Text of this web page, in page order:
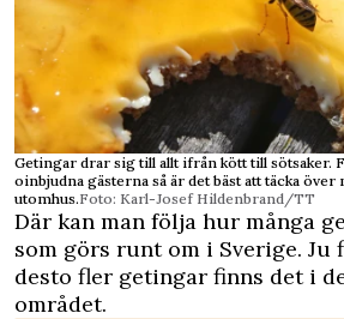
Getingar drar sig till allt ifrån kött till sötsaker.
oinbjudna gästerna så är det bäst att täcka över
utomhus.Foto: Karl-Josef Hildenbrand/TT
Där kan man följa hur många
som görs runt om i Sverige. Ju
desto fler getingar finns det i
området.